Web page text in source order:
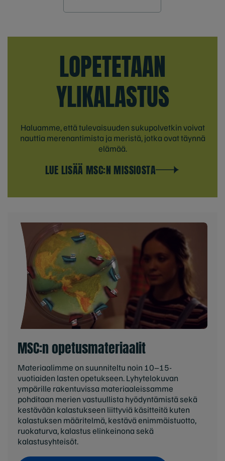
LOPETETAAN
YLIKALASTUS
Haluamme, että tulevaisuuden sukupolvetkin voivat
nauttia merenantimista ja meristä, jotka ovat täynnä
elämää.
LUE LISÄÄ MSC:N MISSIOSTA
MSC:n opetusmateriaalit
Materiaalimme on suunniteltu noin 10–15-
vuotiaiden lasten opetukseen. Lyhytelokuvan
ympärille rakentuvissa materiaaleissamme
pohditaan merien vastuullista hyödyntämistä sekä
kestävään kalastukseen liittyviä käsitteitä kuten
kalastuksen määritelmä, kestävä enimmäistuotto,
ruokaturva, kalastus elinkeinona sekä
kalastusyhteisöt.